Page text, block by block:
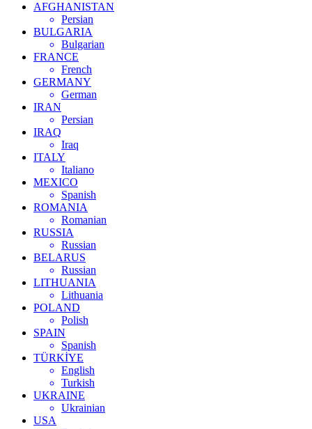
AFGHANISTAN
Persian
BULGARIA
Bulgarian
FRANCE
French
GERMANY
German
IRAN
Persian
IRAQ
Iraq
ITALY
Italiano
MEXICO
Spanish
ROMANIA
Romanian
RUSSIA
Russian
BELARUS
Russian
LITHUANIA
Lithuania
POLAND
Polish
SPAIN
Spanish
TÜRKİYE
English
Turkish
UKRAINE
Ukrainian
USA